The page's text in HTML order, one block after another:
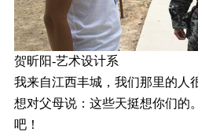
贺昕阳-艺术设计系
我来自江西丰城，我们那里的人
想对父母说：这些天挺想你们的
吧！